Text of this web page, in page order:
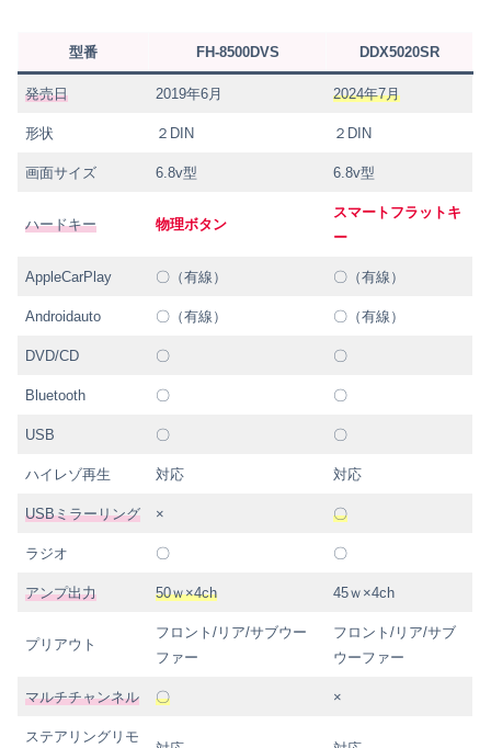
型番 FH-8500DVS DDX5020SR
発売日 2019年6月 2024年7月
形状 ２DIN ２DIN
画面サイズ 6.8v型 6.8v型
ハードキー 物理ボタン
スマートフラットキ
ー
AppleCarPlay 〇（有線） 〇（有線）
Androidauto 〇（有線） 〇（有線）
DVD/CD 〇 〇
Bluetooth 〇 〇
USB 〇 〇
ハイレゾ再生 対応 対応
USBミラーリング × 〇
ラジオ 〇 〇
アンプ出力 50ｗ×4ch 45ｗ×4ch
プリアウト
フロント/リア/サブウー
ファー
フロント/リア/サブ
ウーファー
マルチチャンネル 〇 ×
ステアリングリモ